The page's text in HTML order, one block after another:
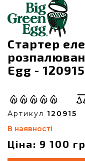
Стартер
Egg - 120915
Артикул 120915
В наявності
Ціна: 9 100